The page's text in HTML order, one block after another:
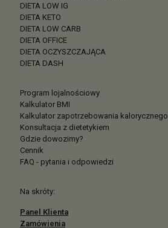
DIETA LOW IG
DIETA KETO
DIETA LOW CARB
DIETA OFFICE
DIETA OCZYSZCZAJĄCA
DIETA DASH
Program lojalnościowy
Kalkulator BMI
Kalkulator zapotrzebowania kalorycznego
Konsultacja z dietetykiem
Gdzie dowozimy?
Cennik
FAQ - pytania i odpowiedzi
Na skróty:
Panel Klienta
Zamówienia